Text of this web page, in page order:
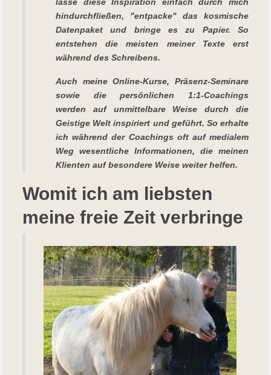
lasse diese Inspiration einfach durch mich
hindurchfließen, "entpacke" das kosmische
Datenpaket und bringe es zu Papier. So
entstehen die meisten meiner Texte erst
während des Schreibens.
Auch meine Online-Kurse, Präsenz-Seminare
sowie die persönlichen 1:1-Coachings
werden auf unmittelbare Weise durch die
Geistige Welt inspiriert und geführt. So erhalte
ich während der Coachings oft auf medialem
Weg wesentliche Informationen, die meinen
Klienten auf besondere Weise weiter helfen.
Womit ich am liebsten
meine freie Zeit verbringe